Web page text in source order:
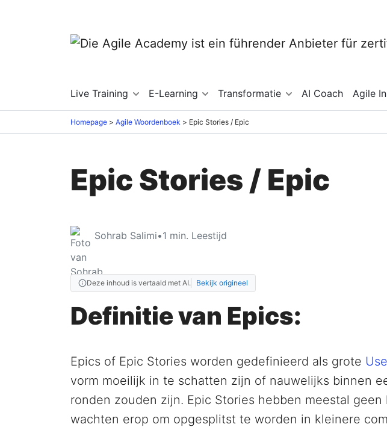
Live Training E-Learning Transformatie AI Coach Agile
Homepage Agile Woordenboek Epic Stories / Epic
Epic Stories / Epic
Sohrab Salimi•1 min. Leestijd
Deze inhoud is vertaald met AI. Bekijk origineel
Definitie van Epics:
Epics of Epic Stories worden gedefinieerd als grote
vorm moeilijk in te schatten zijn of nauwelijks binnen
ronden zouden zijn. Epic Stories hebben meestal
wachten erop om opgesplitst te worden in kleinere